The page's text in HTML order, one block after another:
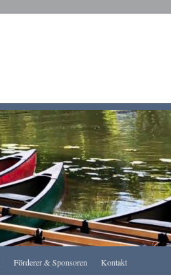
Förderer & Sponsoren Kontakt